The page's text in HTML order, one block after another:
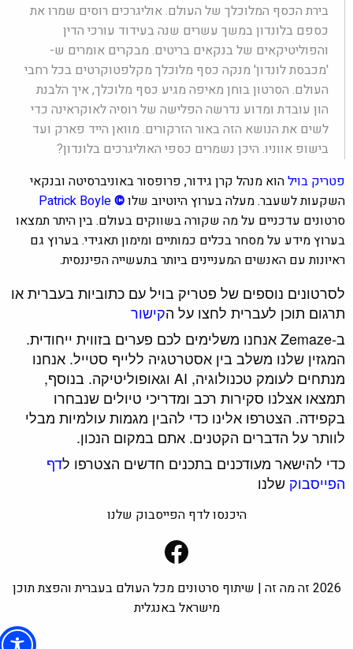
בירת הכסף המלוכלך של העולם. אוליגרכים רוסים שמרו את
כספם בלונדון במשך עשרים שנה בעידוד עורכי הדין
והפוליטיקאים של בנקאים בריטים. מבקרים אומרים ש-
'מכבסת לונדון' מנקה כסף מלוכלך מקלפטוקרטים בכל רחבי
העולם. הסרטון בוחן מאיפה מגיע כסף מלוכלך, איך הלבנת
הון עובדת ומדוע נדרשה הפלישה של רוסיה לאוקראינה כדי
לשים את הנושא הזה באור הזרקורים. מוואן הייד פארק ועד
בישופ אווניו. היכן נשמרים כספי האוליגרכים בלונדון?
פטריק בוילהוא מנהל קרן גידור, פרופסור באוניברסיטה ובנקאי
השקעות לשעבר. מעלה בערוץ היוטיוב שלו©
PatrickBoyle
סרטונים עדכניים על מה שקורה בשווקים בעולם. בין היתר תמצאו
בערוץ מידע על מסחר בכלים כמותיים ומימון תאגידי. בערוץ גם
ראיונות עם האנשים המעניינים ביותר בתעשייה הפיננסית.
לסרטונים נוספים של פטריק בויל עם כתוביות בעברית או
תרגום תוכן לעברית לחצו על ה קישור
ב-Zemaze אנחנו משלימים לכם פערים בזווית ייחודית.
המגזין שלנו משלב בין אסטרטגיה ללייף סטייל. אנחנו
מנתחים לעומק טכנולוגיה, AI וגאופוליטיקה. בנוסף,
תמצאו אצלנו סקירות רכב ומדריכי טיולים שנבחרו
בקפידה. הצטרפו אלינו כדי להבין מגמות עולמיות מבלי
לוותר על הדברים הקטנים. אתם במקום הנכון.
כדי להישאר מעודכנים בתכנים חדשים הצטרפו ל דף
הפייסבוקשלנו
היכנסו לדף הפייסבוק שלנו
Facebook
2026 זה מה זה | שיתוף סרטונים מכל העולם בעברית והפצת תוכן
מישראל באנגלית